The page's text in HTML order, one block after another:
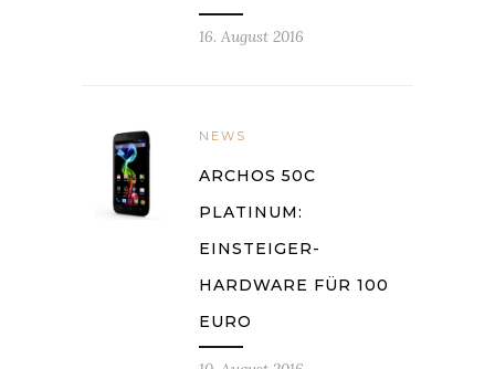
16. August 2016
NEWS
ARCHOS 50C
PLATINUM:
EINSTEIGER-
HARDWARE FÜR 100
EURO